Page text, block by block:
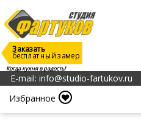
Когда кухня в радость!
Заказать
бесплатный замер
E-mail: info@studio-fartukov.ru
Избранное